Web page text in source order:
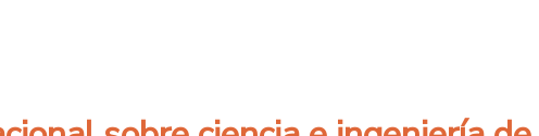
de huertos urbanos en la Región de